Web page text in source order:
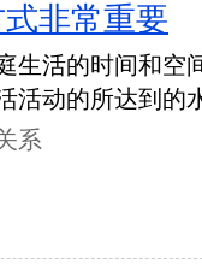
非常重要
生活的时间和空
活动的所达到的
系